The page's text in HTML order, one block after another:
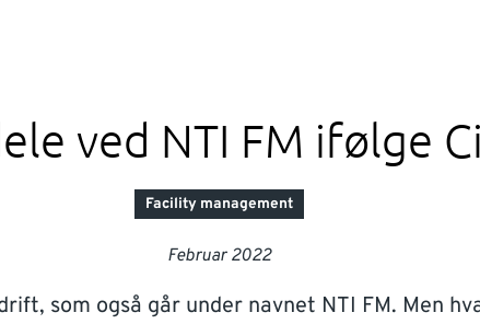
ved NTI FM ifølge
Facility management
Februar 2022
som også går under navnet NTI FM. Men